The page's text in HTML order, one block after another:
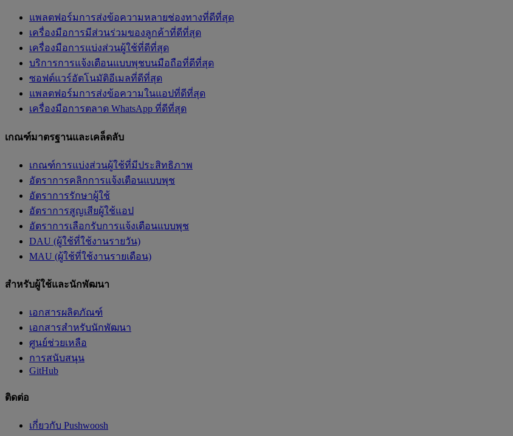
แพลตฟอร์มการส่งข้อความหลายช่องทางที่ดีที่สุด
เครื่องมือการมีส่วนร่วมของลูกค้าที่ดีที่สุด
เครื่องมือการแบ่งส่วนผู้ใช้ที่ดีที่สุด
บริการการแจ้งเตือนแบบพุชบนมือถือที่ดีที่สุด
ซอฟต์แวร์อัตโนมัติอีเมลที่ดีที่สุด
แพลตฟอร์มการส่งข้อความในแอปที่ดีที่สุด
เครื่องมือการตลาด WhatsApp ที่ดีที่สุด
เกณฑ์มาตรฐานและเคล็ดลับ
เกณฑ์การแบ่งส่วนผู้ใช้ที่มีประสิทธิภาพ
อัตราการคลิกการแจ้งเตือนแบบพุช
อัตราการรักษาผู้ใช้
อัตราการสูญเสียผู้ใช้แอป
อัตราการเลือกรับการแจ้งเตือนแบบพุช
DAU (ผู้ใช้ที่ใช้งานรายวัน)
MAU (ผู้ใช้ที่ใช้งานรายเดือน)
สำหรับผู้ใช้และนักพัฒนา
เอกสารผลิตภัณฑ์
เอกสารสำหรับนักพัฒนา
ศูนย์ช่วยเหลือ
การสนับสนุน
GitHub
ติดต่อ
เกี่ยวกับ Pushwoosh